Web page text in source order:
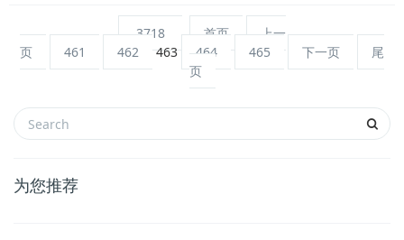
3718 首页
上一
页
461 462 463 464 465 下一页
尾
页
为您推荐